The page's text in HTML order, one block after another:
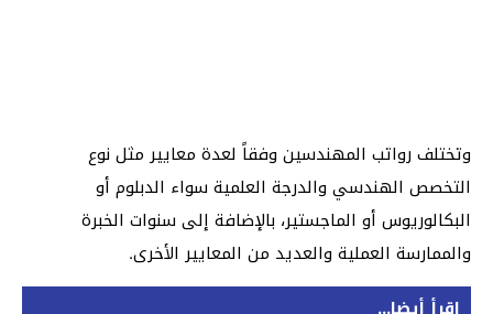
وتختلف رواتب المهندسين وفقاً لعدة معايير مثل نوع
التخصص الهندسي والدرجة العلمية سواء الدبلوم أو
البكالوريوس أو الماجستير، بالإضافة إلى سنوات الخبرة
والممارسة العملية والعديد من المعايير الأخرى.